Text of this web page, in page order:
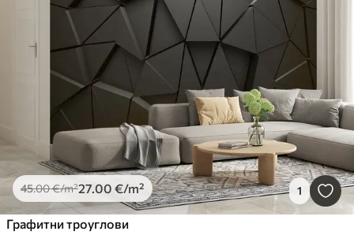
45.00€/m²27.00 €/m² 1
Графитни троуглови